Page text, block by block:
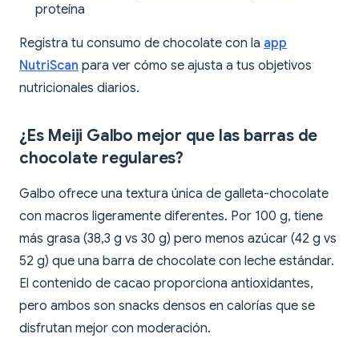
proteína
Registra tu consumo de chocolate con la app
NutriScan para ver cómo se ajusta a tus objetivos
nutricionales diarios.
¿Es Meiji Galbo mejor que las barras de
chocolate regulares?
Galbo ofrece una textura única de galleta-chocolate
con macros ligeramente diferentes. Por 100 g, tiene
más grasa (38,3 g vs 30 g) pero menos azúcar (42 g vs
52 g) que una barra de chocolate con leche estándar.
El contenido de cacao proporciona antioxidantes,
pero ambos son snacks densos en calorías que se
disfrutan mejor con moderación.